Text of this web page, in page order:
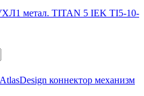
метал. TITAN 5 IEK TI5-10-